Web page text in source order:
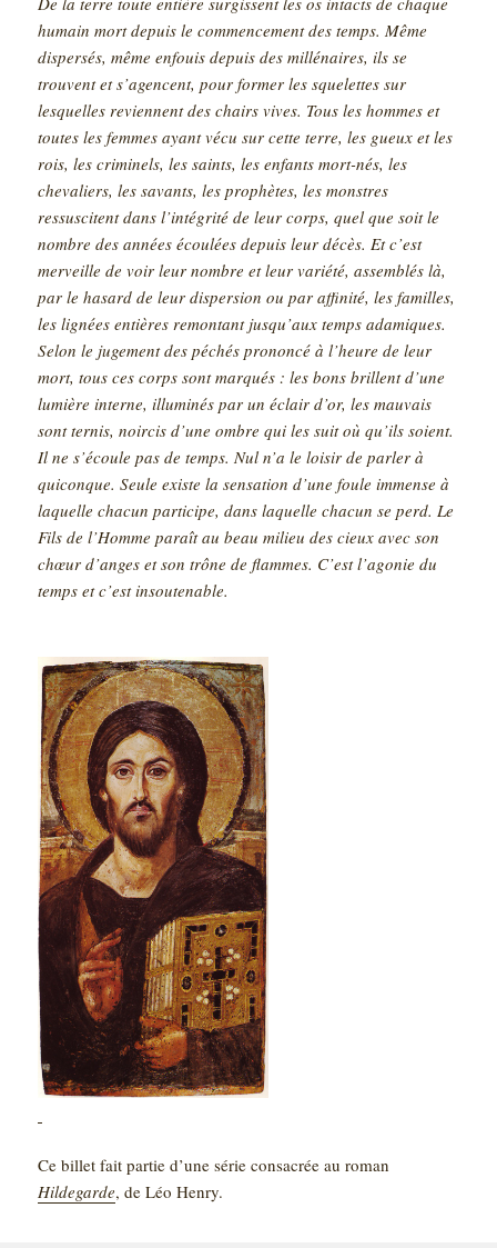
humain mort depuis le commencement des temps. Même
dispersés, même enfouis depuis des millénaires, ils se
trouvent et s’agencent, pour former les squelettes sur
lesquelles reviennent des chairs vives. Tous les hommes et
toutes les femmes ayant vécu sur cette terre, les gueux et les
rois, les criminels, les saints, les enfants mort-nés, les
chevaliers, les savants, les prophètes, les monstres
ressuscitent dans l’intégrité de leur corps, quel que soit le
nombre des années écoulées depuis leur décès. Et c’est
merveille de voir leur nombre et leur variété, assemblés là,
par le hasard de leur dispersion ou par affinité, les familles,
les lignées entières remontant jusqu’aux temps adamiques.
Selon le jugement des péchés prononcé à l’heure de leur
mort, tous ces corps sont marqués : les bons brillent d’une
lumière interne, illuminés par un éclair d’or, les mauvais
sont ternis, noircis d’une ombre qui les suit où qu’ils soient.
Il ne s’écoule pas de temps. Nul n’a le loisir de parler à
quiconque. Seule existe la sensation d’une foule immense à
laquelle chacun participe, dans laquelle chacun se perd. Le
Fils de l’Homme paraît au beau milieu des cieux avec son
chœur d’anges et son trône de flammes. C’est l’agonie du
temps et c’est insoutenable.
Ce billet fait partie d’une série consacrée au roman
Hildegarde, de Léo Henry.